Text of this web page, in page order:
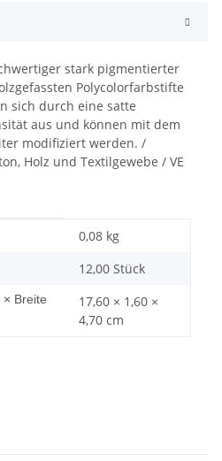
stark pigmentierter
Polycolorfarbstifte
sich durch eine satte
aus und können mit dem
modifiziert werden. /
Holz und Textilgewebe / VE
0,08 kg
12,00 Stück
Breite
17,60 × 1,60 ×
4,70 cm